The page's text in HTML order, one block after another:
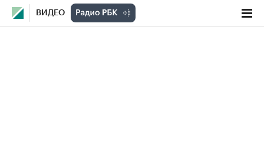
ВИДЕО